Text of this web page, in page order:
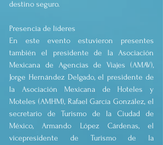
destino seguro.
Presencia de líderes
En este evento estuvieron presentes
también el presidente de la Asociación
Mexicana de Agencias de Viajes (AMAV),
Jorge Hernández Delgado, el presidente de
la Asociación Mexicana de Hoteles y
Moteles (AMHM), Rafael García González, el
secretario de Turismo de la Ciudad de
México, Armando López Cárdenas, el
vicepresidente de Turismo de la